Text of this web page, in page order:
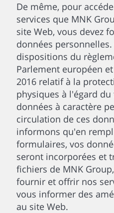
De même, pour
services que MNK
site Web, vous devez
données
dispositions du
Parlement européen
2016 relatif à la
physiques à l'égard
données à caractère
circulation de ces
informons qu'en
formulaires, vos
seront incorporées et
fichiers de MNK
fournir et offrir nos
vous informer des
au site Web.